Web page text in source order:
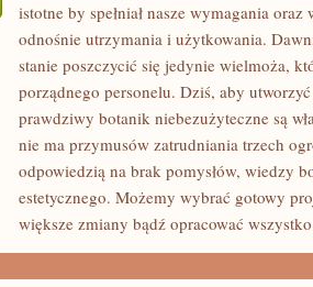
istotne by spełniał nasze wymagania
odnośnie utrzymania i użytkowania.
stanie poszczycić się jedynie wielmoża,
porządnego personelu. Dziś, aby utworzyć
prawdziwy botanik niebezużyteczne są
nie ma przymusów zatrudniania trzech
odpowiedzią na brak pomysłów, wiedzy
estetycznego. Możemy wybrać gotowy
większe zmiany bądź opracować